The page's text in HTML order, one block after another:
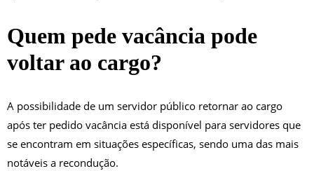
Quem pede vacância pode
voltar ao cargo?
A possibilidade de um servidor público retornar ao cargo
após ter pedido vacância está disponível para servidores que
se encontram em situações específicas, sendo uma das mais
notáveis a recondução.